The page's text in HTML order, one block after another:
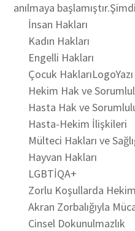
anılmaya
İnsan Hakları
Kadın Hakları
Engelli Hakları
Çocuk HaklarıLogoYazı
Hekim Hak ve
Hasta Hak ve
Hasta-Hekim İlişkileri
Mülteci Hakları ve
Hayvan Hakları
LGBTİQA+
Zorlu Koşullarda
Akran Zorbalığıyla
Cinsel Dokunulmazlık